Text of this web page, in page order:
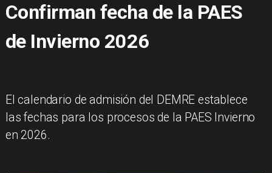
Confirman fecha de la PAES
de Invierno 2026
El calendario de admisión del DEMRE establece
las fechas para los procesos de la PAES Invierno
en 2026.